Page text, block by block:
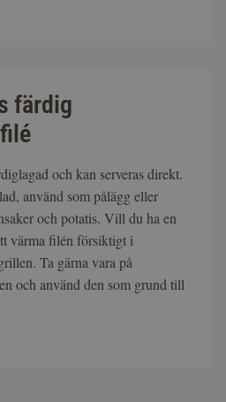
färdig
och kan serveras direkt.
använd som pålägg eller
och potatis. Vill du ha en
värma filén försiktigt i
Ta gärna vara på
och använd den som grund till